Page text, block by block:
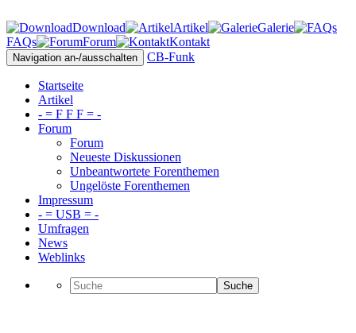
Download Artikel
Galerie
FAQs
Forum Kontakt
Navigation an-/ausschalten CB-Funk
Startseite
Artikel
- = F F F = -
Forum
Forum
Neueste Diskussionen
Unbeantwortete Forenthemen
Ungelöste Forenthemen
Impressum
- = USB = -
Umfragen
News
Weblinks
Suche